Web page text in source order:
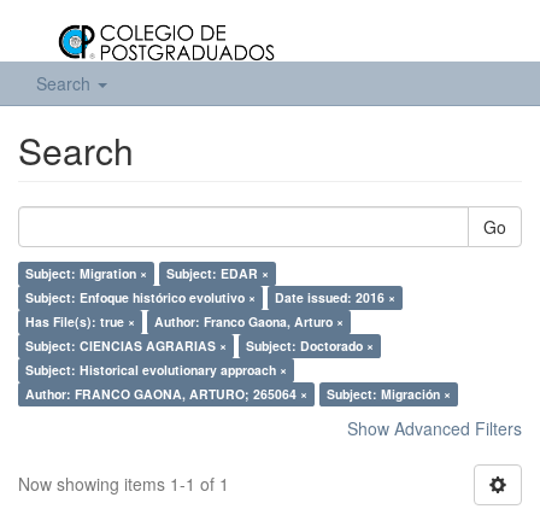
Search
Search
Go
Subject: Migration ×
Subject: EDAR ×
Subject: Enfoque histórico evolutivo ×
Date issued: 2016 ×
Has File(s): true ×
Author: Franco Gaona, Arturo ×
Subject: CIENCIAS AGRARIAS ×
Subject: Doctorado ×
Subject: Historical evolutionary approach ×
Author: FRANCO GAONA, ARTURO; 265064 ×
Subject: Migración ×
Show Advanced Filters
Now showing items 1-1 of 1